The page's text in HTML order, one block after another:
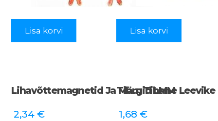
Lisa korvi Lisa korvi
Lihavõttemagnetid Ja Märgid LMM
2,34 €
Tibu; Tihane Leevike
1,68 €